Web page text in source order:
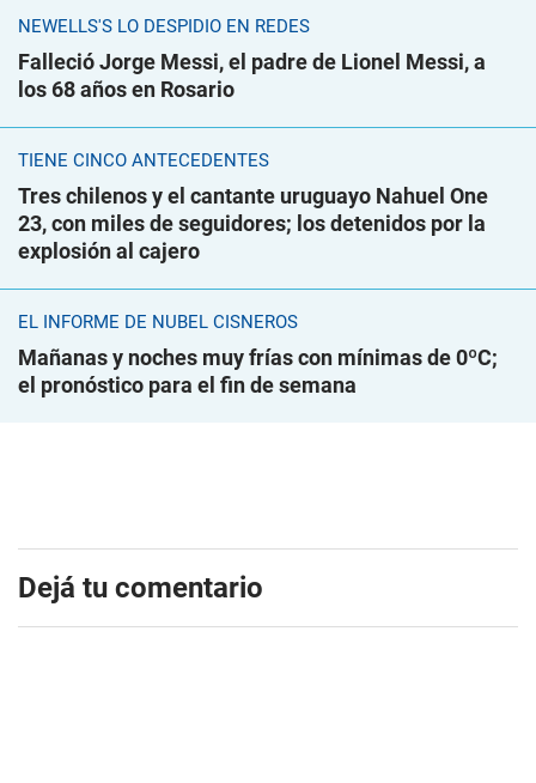
NEWELLS'S LO DESPIDIÓ EN REDES
Falleció Jorge Messi, el padre de Lionel Messi, a
los 68 años en Rosario
TIENE CINCO ANTECEDENTES
Tres chilenos y el cantante uruguayo Nahuel One
23, con miles de seguidores; los detenidos por la
explosión al cajero
EL INFORME DE NUBEL CISNEROS
Mañanas y noches muy frías con mínimas de 0ºC;
el pronóstico para el fin de semana
Dejá tu comentario